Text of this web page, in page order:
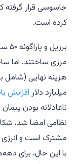
جاسوسی قرار گرفته
کرده است.
مرزی ساختند. اما
میلیارد دلار افزایش
نظامی امضا شد،
با این حال، برای